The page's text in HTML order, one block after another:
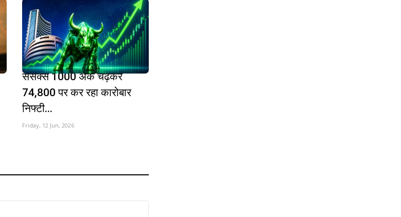
सेंसेक्स 1000 अंक चढ़कर
74,800 पर कर रहा कारोबार
निफ्टी...
Friday, 12 Jun, 2026